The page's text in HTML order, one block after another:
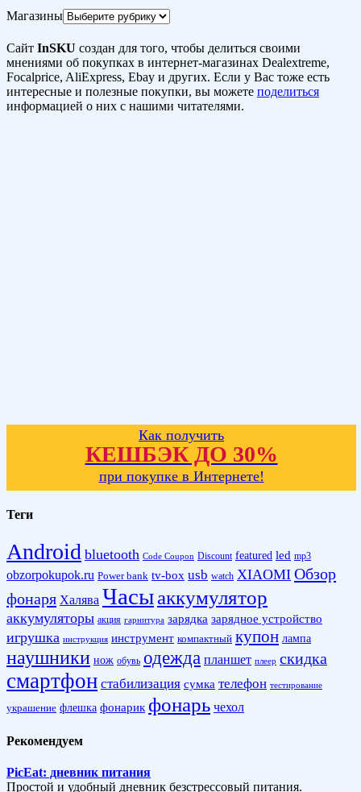
Магазины
Сайт InSKU создан для того, чтобы делиться своими
мнениями об покупках в интернет-магазинах Dealextreme,
Focalprice, AliExpress, Ebay и других. Если у Вас тоже есть
интересные и полезные покупки, вы можете поделиться
информацией о них с нашими читателями.
Как получить
КЕШБЭК ДО 30%
при покупке в Интернете!
Теги
Android bluetooth Code Coupon Discount featured led mp3
obzorpokupok.ru Power bank tv-box usb watch XIAOMI Обзор
фонаря Халява Часыаккумулятор
аккумуляторы акция гарнитура зарядка зарядное устройство
игрушка инструкция инструмент компактный купон лампа
наушники нож обувь одежда планшет плеер скидка
смартфон стабилизация сумка телефон тестирование
украшение флешка фонарик фонарь чехол
Рекомендуем
PicEat: дневник питания
Простой и удобный дневник безстрессовый питания.